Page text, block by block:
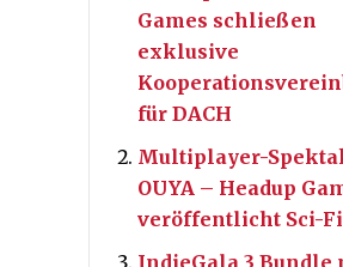
Games schließen
exklusive
für DACH
Multiplayer-
OUYA – Headup
veröffentlicht Sci-
IndieGala 3 Bundle